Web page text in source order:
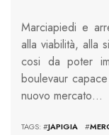
Marciapiedi e
alla viabilità, alla
cosi da poter
boulevaur
nuovo mercato…
TAGS: #JAPIGIA #